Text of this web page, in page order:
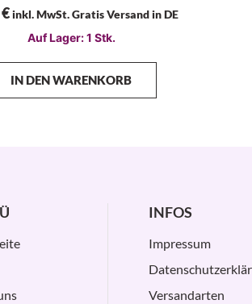
€inkl. MwSt. Gratis Versand in DE
Auf Lager: 1 Stk.
IN DEN WARENKORB
INFOS
Impressum
Versandarten